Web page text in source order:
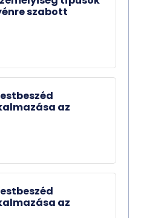
szabott
az
az